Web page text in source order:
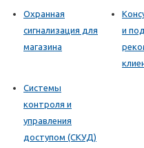
Охранная
сигнализация для
магазина
и
Системы
контроля и
управления
доступом (СКУД)